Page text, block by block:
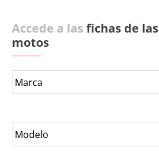
Accede a las fichas de las
motos